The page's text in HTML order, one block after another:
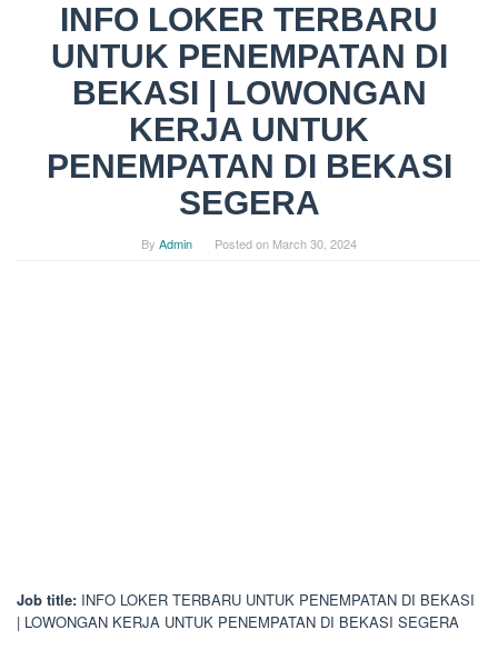
INFO LOKER TERBARU
UNTUK PENEMPATAN DI
BEKASI | LOWONGAN
KERJA UNTUK
PENEMPATAN DI BEKASI
SEGERA
By Admin Posted on March 30, 2024
Job title: INFO LOKER TERBARU UNTUK PENEMPATAN DI BEKASI
| LOWONGAN KERJA UNTUK PENEMPATAN DI BEKASI SEGERA